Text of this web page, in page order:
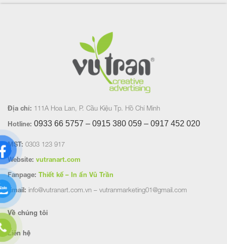
Địa chỉ: 111A Hoa Lan, P. Cầu Kiệu Tp. Hồ Chí Minh
Hotline: 0933 66 5757 – 0915 380 059 – 0917 452 020
MST: 0303 123 917
Website: vutranart.com
Fanpage: Thiết kế – In ấn Vũ Trần
Email: info@vutranart.com.vn – vutranmarketing01@gmail.com
Về chúng tôi
Liên hệ